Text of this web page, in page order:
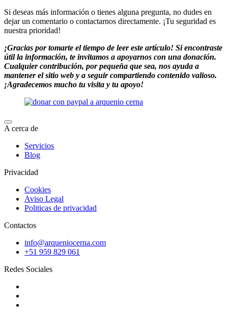
Si deseas más información o tienes alguna pregunta, no dudes en
dejar un comentario o contactarnos directamente. ¡Tu seguridad es
nuestra prioridad!
¡Gracias por tomarte el tiempo de leer este artículo! Si encontraste
útil la información, te invitamos a apoyarnos con una donación.
Cualquier contribución, por pequeña que sea, nos ayuda a
mantener el sitio web y a seguir compartiendo contenido valioso.
¡Agradecemos mucho tu visita y tu apoyo!
A cerca de
Servicios
Blog
Privacidad
Cookies
Aviso Legal
Politicas de privacidad
Contactos
info@arqueniocerna.com
+51 959 829 061
Redes Sociales